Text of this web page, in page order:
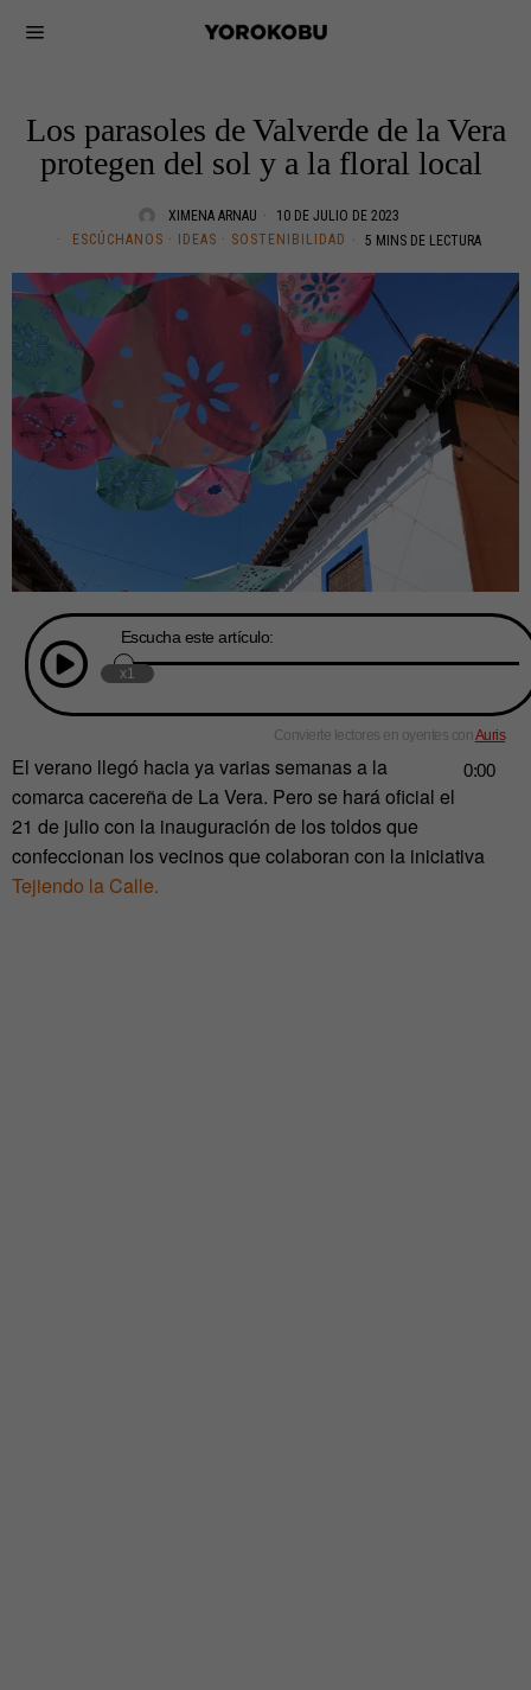
Los parasoles de Valverde de la Vera
protegen del sol y a la floral local
XIMENA ARNAU
10 DE JULIO DE 2023
ESCÚCHANOS · IDEAS · SOSTENIBILIDAD 5 MINS DE LECTURA
El verano llegó hacia ya varias semanas a la
comarca cacereña de La Vera. Pero se hará oficial el
21 de julio con la inauguración de los toldos que
confeccionan los vecinos que colaboran con la iniciativa
Tejiendo la Calle.